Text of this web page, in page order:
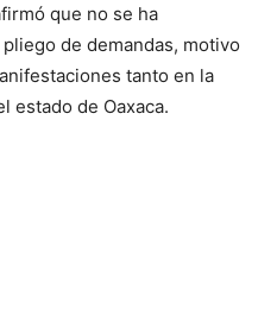
que no se ha
de demandas, motivo
tanto en la
estado de Oaxaca.